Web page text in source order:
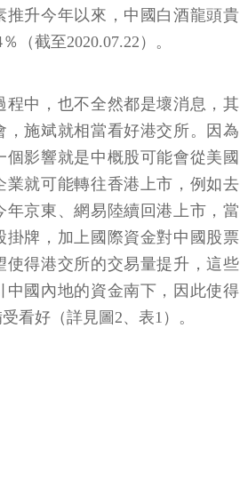
推升今年以來，中國白酒龍頭貴
（截至2020.07.22）。
程中，也不全然都是壞消息，其
，施斌就相當看好港交所。因為
個影響就是中概股可能會從美國
業就可能轉往香港上市，例如去
年京東、網易陸續回港上市，當
掛牌，加上國際資金對中國股票
使得港交所的交易量提升，這些
中國內地的資金南下，因此使得
看好（詳見圖2、表1）。